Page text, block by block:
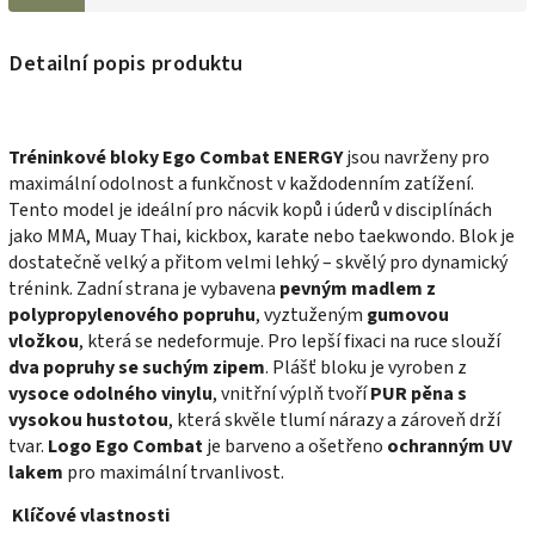
Detailní popis produktu
Tréninkové bloky Ego Combat ENERGYjsou navrženy pro
maximální odolnost a funkčnost v každodenním zatížení.
Tento model je ideální pro nácvik kopů i úderů v disciplínách
jako MMA, Muay Thai, kickbox, karate nebo taekwondo. Blok je
dostatečně velký a přitom velmi lehký – skvělý pro dynamický
trénink. Zadní strana je vybavena pevným madlem z
polypropylenového popruhu, vyztuženým gumovou
vložkou, která se nedeformuje. Pro lepší fixaci na ruce slouží
dva popruhy se suchým zipem. Plášť bloku je vyroben z
vysoce odolného vinylu, vnitřní výplň tvoříPUR pěna s
vysokou hustotou, která skvěle tlumí nárazy a zároveň drží
tvar. Logo Ego Combatje barveno a ošetřeno ochranným UV
lakem pro maximální trvanlivost.
Klíčové vlastnosti